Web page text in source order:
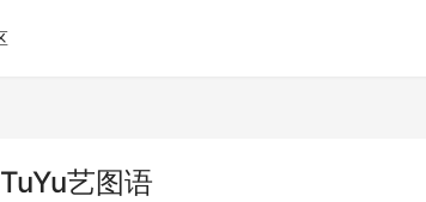
艺图语